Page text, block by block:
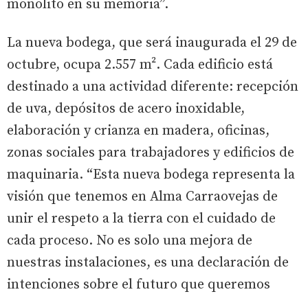
monolito en su memoria”.
La nueva bodega, que será inaugurada el 29 de
octubre, ocupa 2.557 m². Cada edificio está
destinado a una actividad diferente: recepción
de uva, depósitos de acero inoxidable,
elaboración y crianza en madera, oficinas,
zonas sociales para trabajadores y edificios de
maquinaria. “Esta nueva bodega representa la
visión que tenemos en Alma Carraovejas de
unir el respeto a la tierra con el cuidado de
cada proceso. No es solo una mejora de
nuestras instalaciones, es una declaración de
intenciones sobre el futuro que queremos